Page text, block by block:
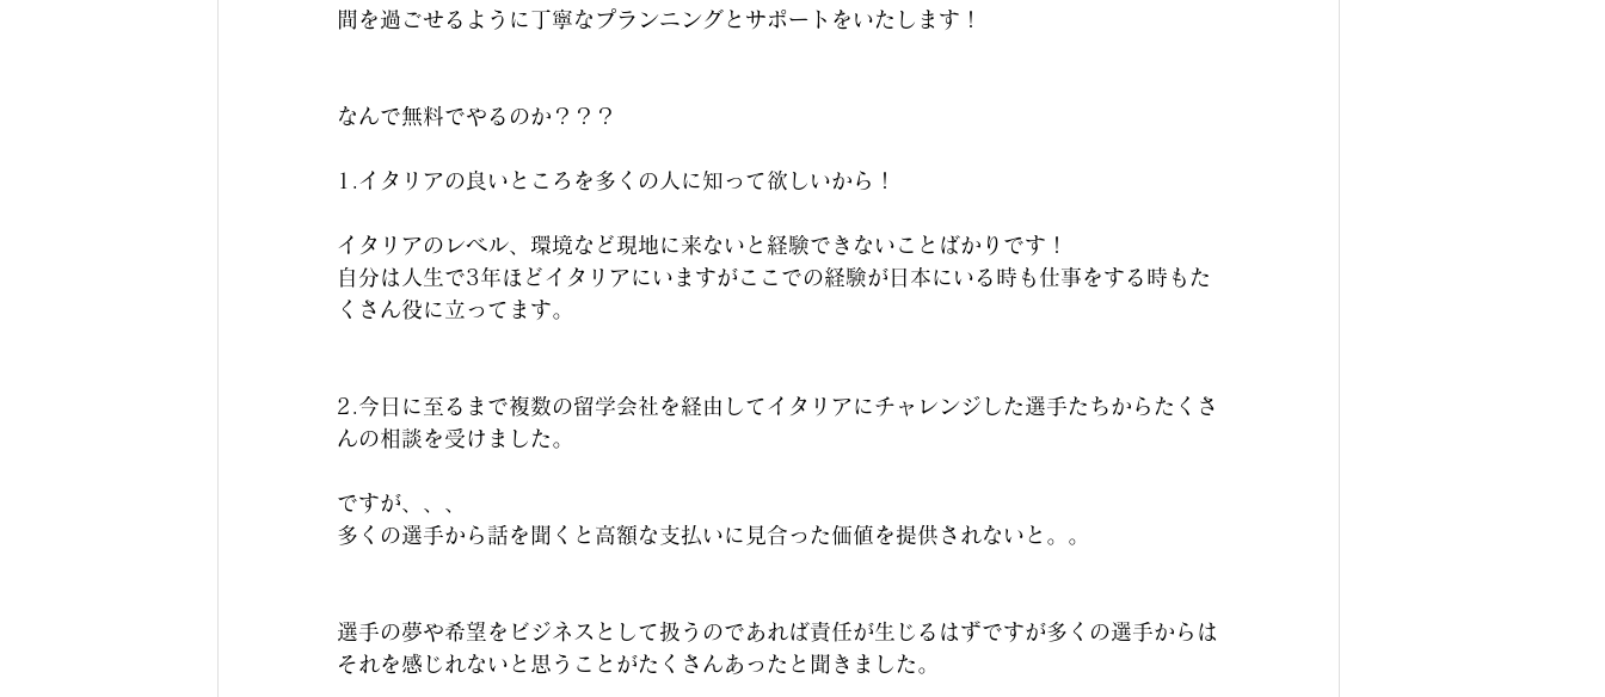
間を過ごせるように丁寧なプランニングとサポートをいたします！
なんで無料でやるのか？？？
1.イタリアの良いところを多くの人に知って欲しいから！
イタリアのレベル、環境など現地に来ないと経験できないことばかりです！
自分は人生で3年ほどイタリアにいますがここでの経験が日本にいる時も仕事をする時もた
くさん役に立ってます。
2.今日に至るまで複数の留学会社を経由してイタリアにチャレンジした選手たちからたくさ
んの相談を受けました。
ですが、、、
多くの選手から話を聞くと高額な支払いに見合った価値を提供されないと。。
選手の夢や希望をビジネスとして扱うのであれば責任が生じるはずですが多くの選手からは
それを感じれないと思うことがたくさんあったと聞きました。